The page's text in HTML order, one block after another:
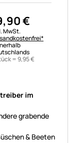
im
grabende
& Beeten
,90€
MwSt.
=9,95€